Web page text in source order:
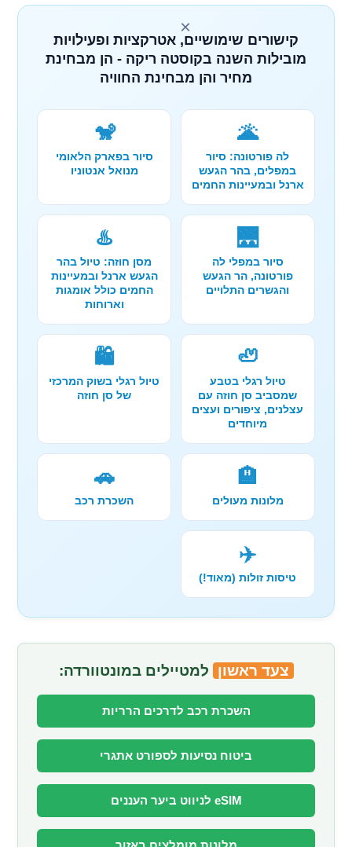
×
קישורים שימושיים, אטרקציות ופעילויות
מובילות השנה בקוסטה ריקה - הן מבחינת
מחיר והן מבחינת החוויה
🌋
לה פורטונה: סיור
במפלים, בהר הגעש
ארנל ובמעיינות החמים
🐒
סיור בפארק הלאומי
מנואל אנטוניו
🌉
סיור במפלי לה
פורטונה, הר הגעש
והגשרים התלויים
♨️
מסן חוזה: טיול בהר
הגעש ארנל ובמעיינות
החמים כולל אומגות
וארוחות
🦥
טיול רגלי בטבע
שמסביב סן חוזה עם
עצלנים, ציפורים ועצים
מיוחדים
🛍️
טיול רגלי בשוק המרכזי
של סן חוזה
🏨
מלונות מעולים
🚗
השכרת רכב
✈️
טיסות זולות (מאוד!)
צעד ראשון למטיילים במונטוורדה:
השכרת רכב לדרכים הרריות
ביטוח נסיעות לספורט אתגרי
eSIM לניווט ביער העננים